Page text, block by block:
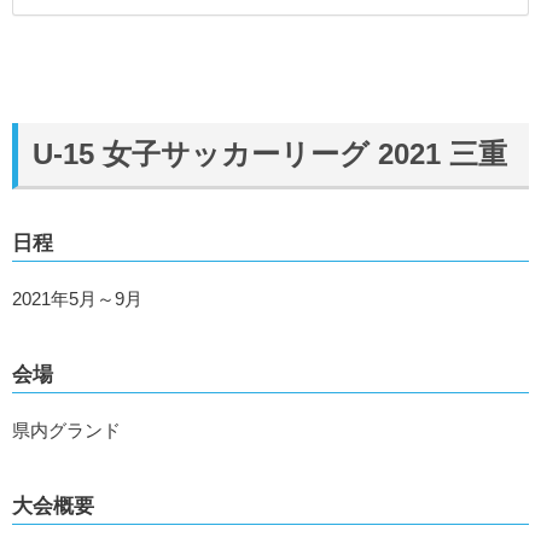
U-15 女子サッカーリーグ 2021 三重
日程
2021年5月～9月
会場
県内グランド
大会概要